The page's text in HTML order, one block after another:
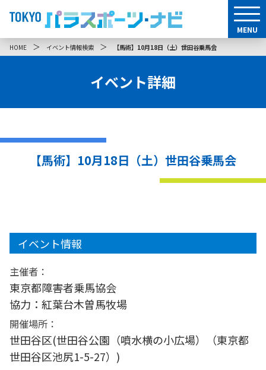
MENU
HOME ＞ イベント情報検索 ＞ 【馬術】10月18日（土）世田谷乗馬会
イベント詳細
【馬術】10月18日（土）世田谷乗馬会
イベント情報
主催者：
東京都障害者乗馬協会
協力：紅葉台木曽馬牧場
開催場所：
世田谷区(世田谷公園（噴水横の小広場）（東京都
世田谷区池尻1-5-27）)